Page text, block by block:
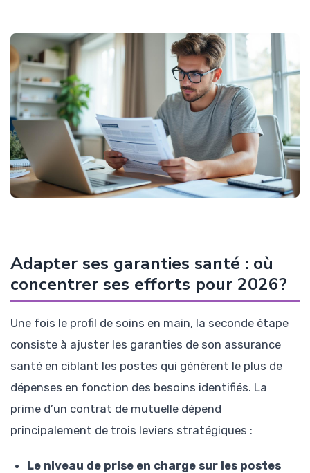
Adapter ses garanties santé : où
concentrer ses efforts pour 2026?
Une fois le profil de soins en main, la seconde étape
consiste à ajuster les garanties de son assurance
santé en ciblant les postes qui génèrent le plus de
dépenses en fonction des besoins identifiés. La
prime d’un contrat de mutuelle dépend
principalement de trois leviers stratégiques :
Le niveau de prise en charge sur les postes